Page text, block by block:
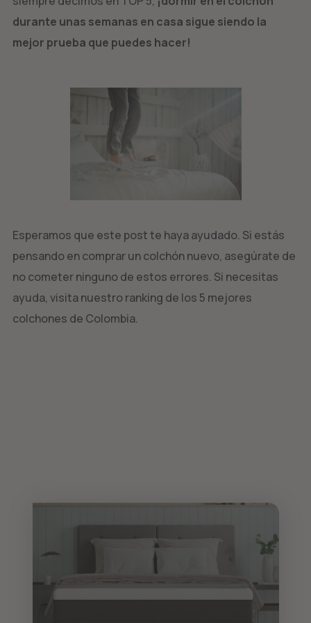
durante unas semanas en casa sigue siendo la
mejor prueba que puedes hacer!
Esperamos que este post te haya ayudado. Si estás
pensando en comprar un colchón nuevo, asegúrate de
no cometer ninguno de estos errores. Si necesitas
ayuda, visita nuestro ranking de los 5 mejores
colchones de Colombia.